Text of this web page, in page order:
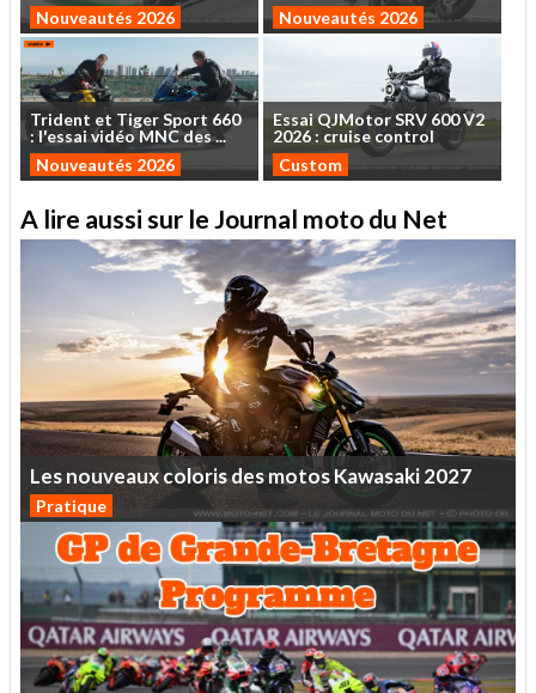
Nouveautés 2026
Nouveautés 2026
Trident et TigerSport 660
: l'essaividéoMNCdes...
Nouveautés 2026
EssaiQJMotorSRV 600V2
2026 : cruise control
Custom
A lire aussi sur le Journal moto du Net
LesnouveauxcolorisdesmotosKawasaki2027
Pratique